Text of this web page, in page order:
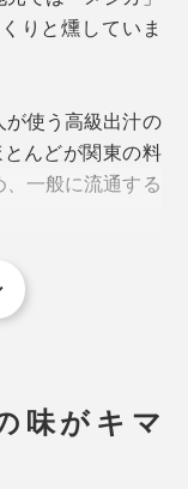
た旨味と、かす
食欲が刺激され
りと燻していま
使う高級出汁の
んどが関東の料
一般に流通する
味がキマ